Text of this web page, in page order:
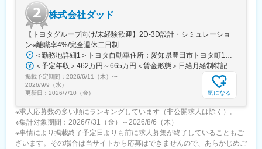
株式会社ダッド
【トヨタグループ向け/未経験歓迎】2D-3D設計・シミュレーショ
ン※離職率4%/完全週休二日制
＜勤務地詳細1＞トヨタ自動車住所：愛知県豊田市トヨタ町1番地 勤務地最寄駅：名鉄豊田線／豊田市駅受動喫煙対策：屋内全面禁煙＜勤務地詳細2＞トヨタ自動車(元町工場）住所：愛知県豊田市 勤務地最寄駅：名鉄豊田線線／豊田市駅駅受動喫煙対策：敷地内全面禁煙＜勤務地詳細3＞豊田自動織機（共和工場）住所：愛知県大府市 受動喫煙対策：屋内全面禁煙変更の範囲：会社の定める事業所
＜予定年収＞462万円～665万円＜賃金形態＞日給月給制特記事項なし＜賃金内訳＞月額（基本給）：211,800円～355,800円/月20日間勤務想定＜想定月額＞211,800円～355,800円＜昇給有無＞有＜残業手当＞有＜給与補足＞※入社6か月を経過した時点で評価を行い、採用時の処遇が見直されます。※賞与実績:2025年度賞与支給平均5.3ヵ月※想定年収下限は大卒実務未経験の方で20時間の残業代および住宅手当を含んだ場合の年収となります。 ご経験・ご経歴によって変動する場合があります。賃金はあくまでも目安の金額であり、選考を通じて上下する可能性があります。月給(月額)は固定手当を含めた表記です。
掲載予定期間： 2026/6/11（木） 〜
2026/9/9（水）
更新日： 2026/7/10（金） 気になる
※求人応募数の多い順にランキングしています（非公開求人は除く）。
※集計対象期間：2026/7/31（金）～2026/8/6（木）
※事情により掲載終了予定日よりも前に求人募集が終了していることもご
ざいます。その場合は当サイトから応募はできませんので、あらかじめご